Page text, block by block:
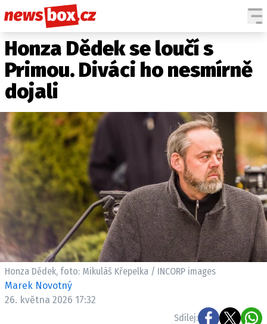
DOMÁCÍ
ZAHRANIČÍ
POČASÍ
KRIMI
EKONOMIKA
KULTURA
SPOLEČNOST
SPORT
ČESKÉ CELEBRITY
SVĚTOVÉ CELEBRITY
SLEDUJTE NÁS NA|
Máte příběh, fotku nebo video?
Pošlete e-mail na newsbox.cz
Honza Dědek se loučí s
Primou. Diváci ho nesmírně
dojali
Honza Dědek, foto: Mikuláš Křepelka / INCORP images
Marek Novotný
26. května 2026 17:32
Sdílej: